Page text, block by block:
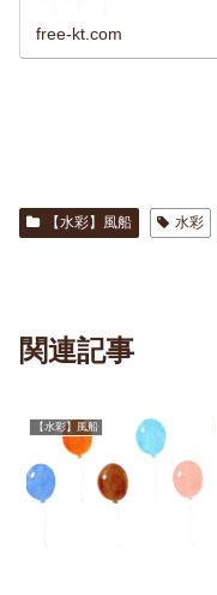
free-kt.com
【水彩】風船 水彩
関連記事
【水彩】風船